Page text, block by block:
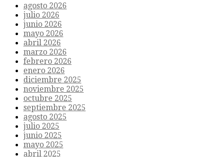
agosto 2026
julio 2026
junio 2026
mayo 2026
abril 2026
marzo 2026
febrero 2026
enero 2026
diciembre 2025
noviembre 2025
octubre 2025
septiembre 2025
agosto 2025
julio 2025
junio 2025
mayo 2025
abril 2025